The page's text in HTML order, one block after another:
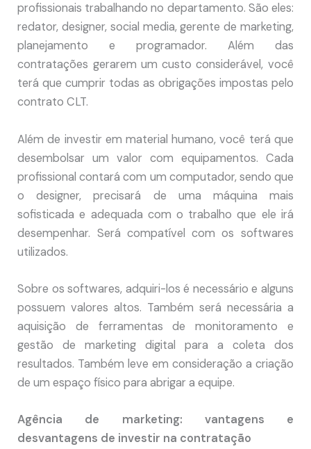
profissionais trabalhando no departamento. São eles:
redator, designer, social media, gerente de marketing,
planejamento e programador. Além das
contratações gerarem um custo considerável, você
terá que cumprir todas as obrigações impostas pelo
contrato CLT.
Além de investir em material humano, você terá que
desembolsar um valor com equipamentos. Cada
profissional contará com um computador, sendo que
o designer, precisará de uma máquina mais
sofisticada e adequada com o trabalho que ele irá
desempenhar. Será compatível com os softwares
utilizados.
Sobre os softwares, adquiri-los é necessário e alguns
possuem valores altos. Também será necessária a
aquisição de ferramentas de monitoramento e
gestão de marketing digital para a coleta dos
resultados. Também leve em consideração a criação
de um espaço físico para abrigar a equipe.
Agência de marketing: vantagens e
desvantagens de investir na contratação